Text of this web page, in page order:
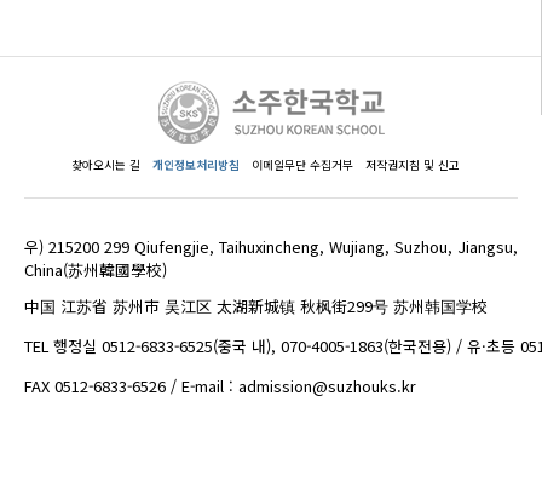
찾아오시는 길 개인정보처리방침 이메일무단 수집거부 저작권지침 및 신고
우) 215200 299 Qiufengjie, Taihuxincheng, Wujiang, Suzhou, Jiangsu,
China(苏州韓國學校)
中国 江苏省 苏州市 吴江区 太湖新城镇 秋枫街299号 苏州韩国学校
TEL 행정실 0512-6833-6525(중국 내), 070-4005-1863(한국전용) / 유·초등
FAX 0512-6833-6526 / E-mail : admission@suzhouks.kr